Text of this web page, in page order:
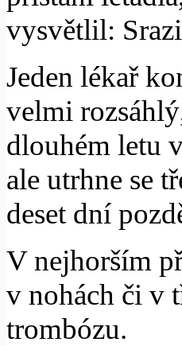
vysvětlil:
Jeden lékař
velmi
dlouhém letu
ale utrhne se
deset dní
V nejhorším
v nohách či v
trombózu.